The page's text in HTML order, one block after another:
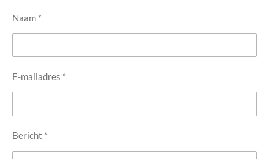
Naam *
E-mailadres *
Bericht *